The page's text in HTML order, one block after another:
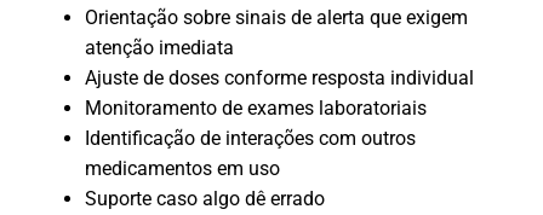
Orientação sobre sinais de alerta que exigem
atenção imediata
Ajuste de doses conforme resposta individual
Monitoramento de exames laboratoriais
Identificação de interações com outros
medicamentos em uso
Suporte caso algo dê errado